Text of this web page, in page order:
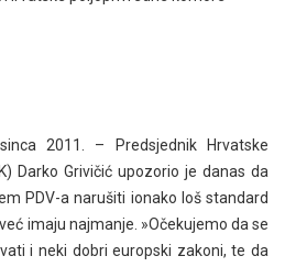
2011. – Predsjednik Hrvatske
Darko Grivičić upozorio je danas da
PDV-a narušiti ionako loš standard
imaju najmanje. »Očekujemo da se
i neki dobri europski zakoni, te da